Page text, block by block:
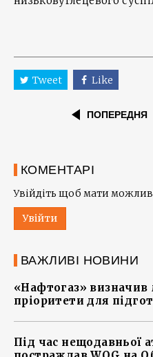
Tweet Like
ПОПЕРЕДНЯ
КОМЕНТАРІ
Увійдіть щоб мати
Увійти
ВАЖЛИВІ НОВИНИ
«Нафтогаз» визначив
пріоритети для
Під час нещодавньої